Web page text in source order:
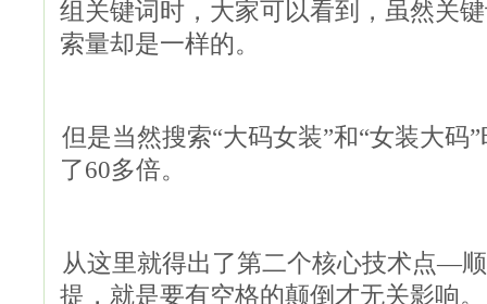
组关键词时，大家可以看到，虽然关
索量却是一样的。
但是当然搜索“大码女装”和“女装大码
了60多倍。
从这里就得出了第二个核心技术点—
提，就是要有空格的颠倒才无关影响。